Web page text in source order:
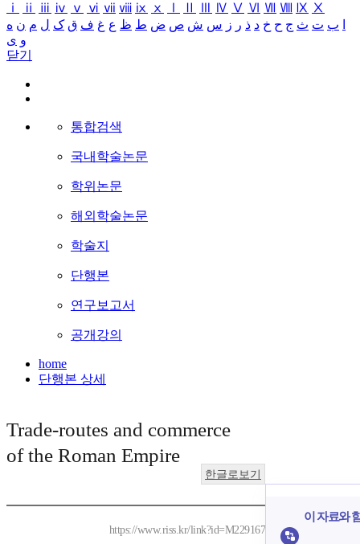
ⅰ
ⅱ ⅲ ⅳ ⅴ ⅵ ⅶ ⅷ ⅸ ⅹ Ⅳ Ⅴ Ⅵ Ⅶ Ⅷ Ⅸ Ⅹ
ب ت ث ج ح خ د ذ ر ز س ش ص ض ط ظ ع غ ف ق ک ل م ن ه
و ی
닫기
통합검색
국내학술논문
학위논문
해외학술논문
학술지
단행본
연구보고서
공개강의
home
단행본 상세
Trade-routes and commerce
of the Roman Empire
한글로보기
https://www.riss.kr/link?id=M229167
이 자료와